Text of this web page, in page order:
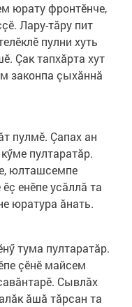
юрату фронтӗнче,
Лару-тăру пит
пулни хуть
Çак тапхăрта хут
законпа çыхăннă
пулмӗ. Çапах ан
пултаратăр.
юлташсемпе
енӗпе усăллă та
юратура ăнать.
тума пултаратăр.
çӗнӗ майсем
Сывлăх
ăшă тăрсан та